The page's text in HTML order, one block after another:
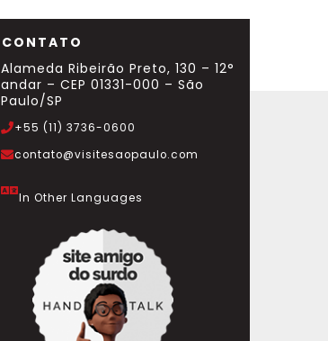
CONTATO
Alameda Ribeirão Preto, 130 – 12°
andar – CEP 01331-000 – São
Paulo/SP
+55 (11) 3736-0600
contato@visitesaopaulo.com
In Other Languages